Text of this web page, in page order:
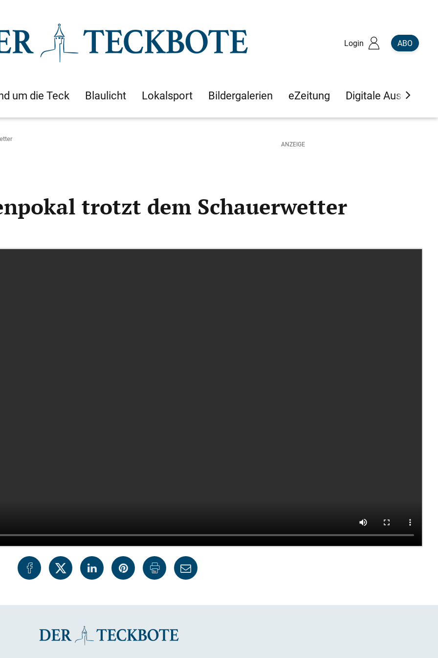
Login ABO
um die Teck Blaulicht Lokalsport Bildergalerien eZeitung Digitale Ausgaben
trotzt dem Schauerwetter